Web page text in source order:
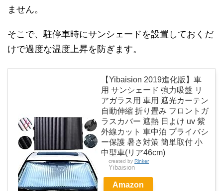
ません。
そこで、駐停車時にサンシェードを設置しておくだ
けで過度な温度上昇を防ぎます。
【Yibaision 2019進化版】車
用 サンシェード 強力吸盤 リ
アガラス用 車用 遮光カーテン
自動伸縮 折り畳み フロントガ
ラスカバー 遮熱 日よけ uv 紫
外線カット 車中泊 プライバシ
ー保護 暑さ対策 簡単取付 小
中型車(リア46cm)
created by Rinker
Yibaision
Amazon